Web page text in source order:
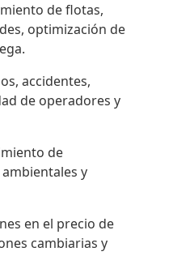
de flotas,
optimización de
accidentes,
de operadores y
de
y
en el precio de
cambiarias y